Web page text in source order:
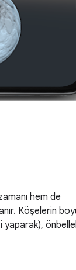
hem de
Köşelerin
yaparak),